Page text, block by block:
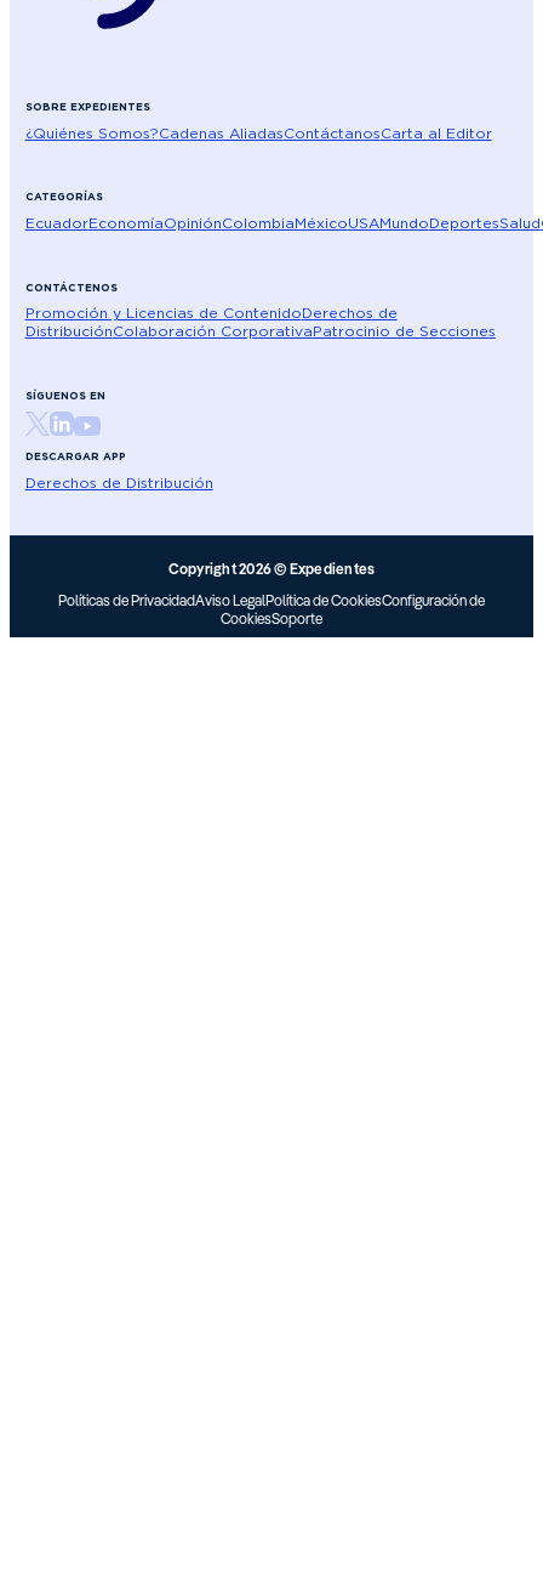
SOBRE EXPEDIENTES
¿Quiénes Somos?Cadenas AliadasContáctanosCarta al Editor
CATEGORÍAS
EcuadorEconomíaOpiniónColombiaMéxicoUSAMundoDeportesSalud
CONTÁCTENOS
Promoción y Licencias de ContenidoDerechos de
DistribuciónColaboración CorporativaPatrocinio de Secciones
SÍGUENOS EN
DESCARGAR APP
Derechos de Distribución
Copyright 2026 © Expedientes
Políticas de PrivacidadAviso LegalPolítica de CookiesConfiguración de
CookiesSoporte